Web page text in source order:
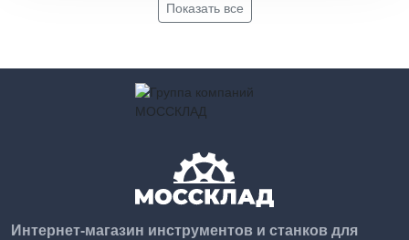
Показать все
Интернет-магазин инструментов и станков для